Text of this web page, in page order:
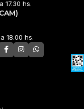
17.30 hs.
18.00 hs.